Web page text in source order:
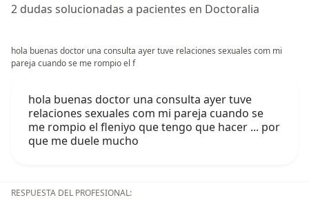
2 dudas solucionadas a pacientes en Doctoralia
hola buenas doctor una consulta ayer tuve relaciones sexuales com mi
pareja cuando se me rompio el f
hola buenas doctor una consulta ayer tuve
relaciones sexuales com mi pareja cuando se
me rompio el fleniyo que tengo que hacer ... por
que me duele mucho
RESPUESTA DEL PROFESIONAL: